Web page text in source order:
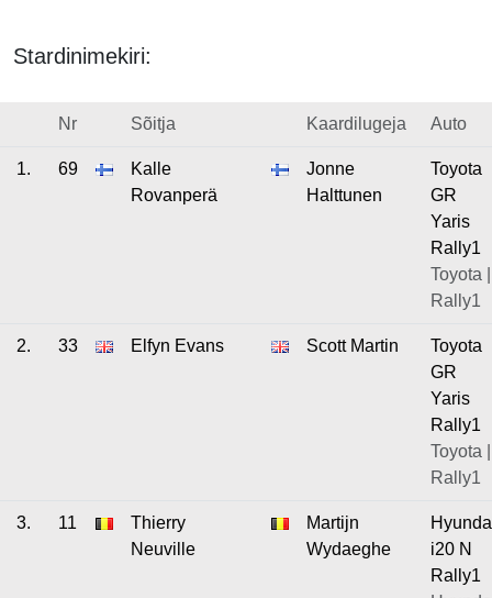
Stardinimekiri:
Nr Sõitja Kaardilugeja Auto
1. 69
Kalle
Rovanperä
Jonne
Halttunen
Toyota
GR
Yaris
Rally1
Toyota |
Rally1
2. 33 Elfyn Evans Scott Martin
Toyota
GR
Yaris
Rally1
Toyota |
Rally1
3. 11
Thierry
Neuville
Martijn
Wydaeghe
i20 N
Rally1